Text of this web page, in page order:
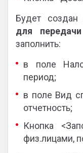
Будет создан
для
заполнить:
в поле
период;
в поле Вид
отчетность;
Кнопка
физ.лицами,